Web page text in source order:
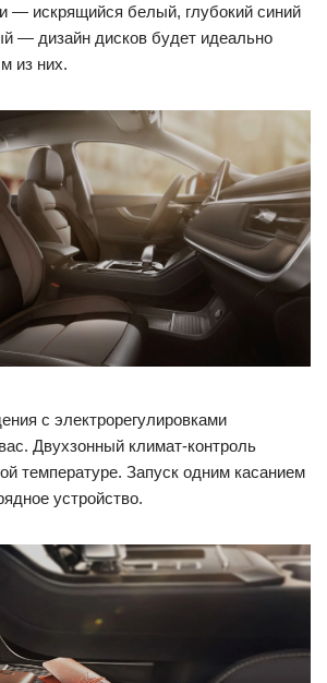
— искрящийся белый, глубокий синий
— дизайн дисков будет идеально
из них.
с электрорегулировками
Двухзонный климат-контроль
температуре. Запуск одним касанием
устройство.